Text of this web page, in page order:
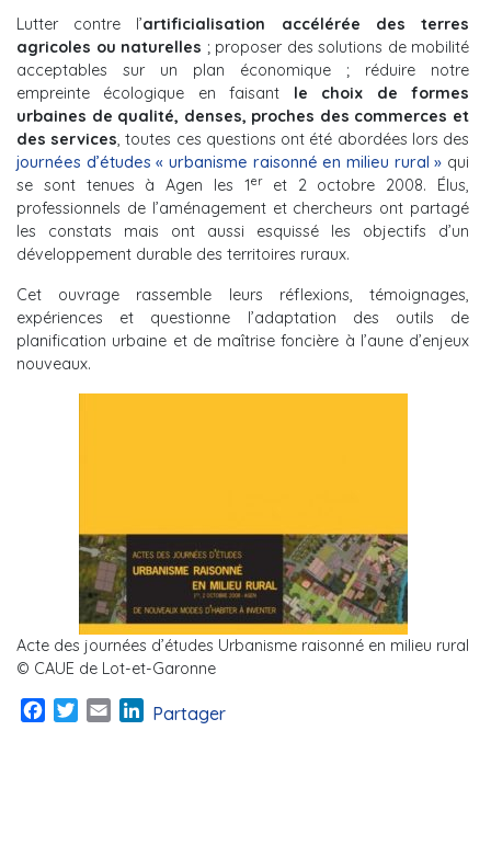
Lutter contre l’artificialisation
accélérée des terres
agricoles ou naturelles ; proposer des solutions de mobilité
acceptables sur un plan économique ; réduire notre
empreinte écologique en faisant le choix de formes
urbaines de qualité, denses, proches des commerces et
des services, toutes ces questions ont été abordées lors des
journées d’études « urbanisme raisonné en milieu rural » qui
se sont tenues à Agen les 1er et 2 octobre 2008. Élus,
professionnels de l’aménagement et chercheurs ont partagé
les constats mais ont aussi esquissé les objectifs d’un
développement durable des territoires ruraux.
Cet ouvrage rassemble leurs réflexions, témoignages,
expériences et questionne l’adaptation des outils de
planification urbaine et de maîtrise foncière à l’aune d’enjeux
nouveaux.
Acte des journées d’études Urbanisme raisonné en milieu rural
© CAUE de Lot-et-Garonne
Facebook
TwitterEmail LinkedIn
Partager